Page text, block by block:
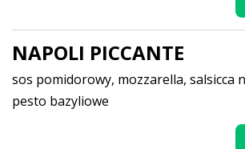
NAPOLI PICCANTE
sos pomidorowy, mozzarella, salsicca
pesto bazyliowe